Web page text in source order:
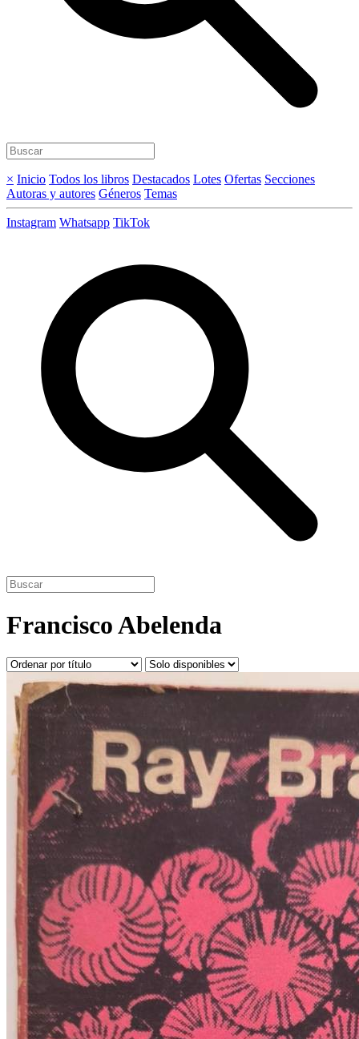
× Inicio Todos los libros Destacados Lotes Ofertas Secciones
Autoras y autores Géneros Temas
Instagram Whatsapp TikTok
Francisco Abelenda